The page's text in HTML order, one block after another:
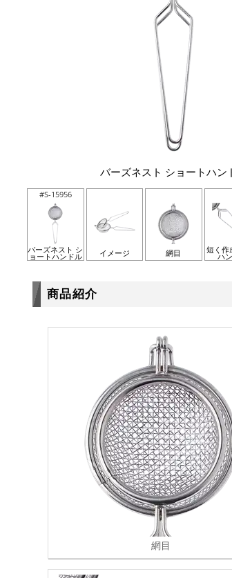
バーズネスト ショートハン
#S-15956
バーズネスト シ
ョートハンドル イメージ 網目 短く作
ハ
商品紹介
網目